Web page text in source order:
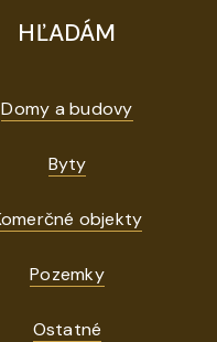
HĽADÁM
Domy a budovy
Byty
objekty
Pozemky
Ostatné